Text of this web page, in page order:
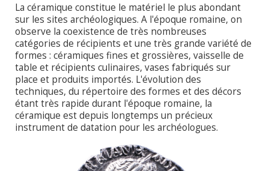
La céramique constitue le matériel le plus abondant
sur les sites archéologiques. A l'époque romaine, on
observe la coexistence de très nombreuses
catégories de récipients et une très grande variété de
formes : céramiques fines et grossières, vaisselle de
table et récipients culinaires, vases fabriqués sur
place et produits importés. L'évolution des
techniques, du répertoire des formes et des décors
étant très rapide durant l'époque romaine, la
céramique est depuis longtemps un précieux
instrument de datation pour les archéologues.